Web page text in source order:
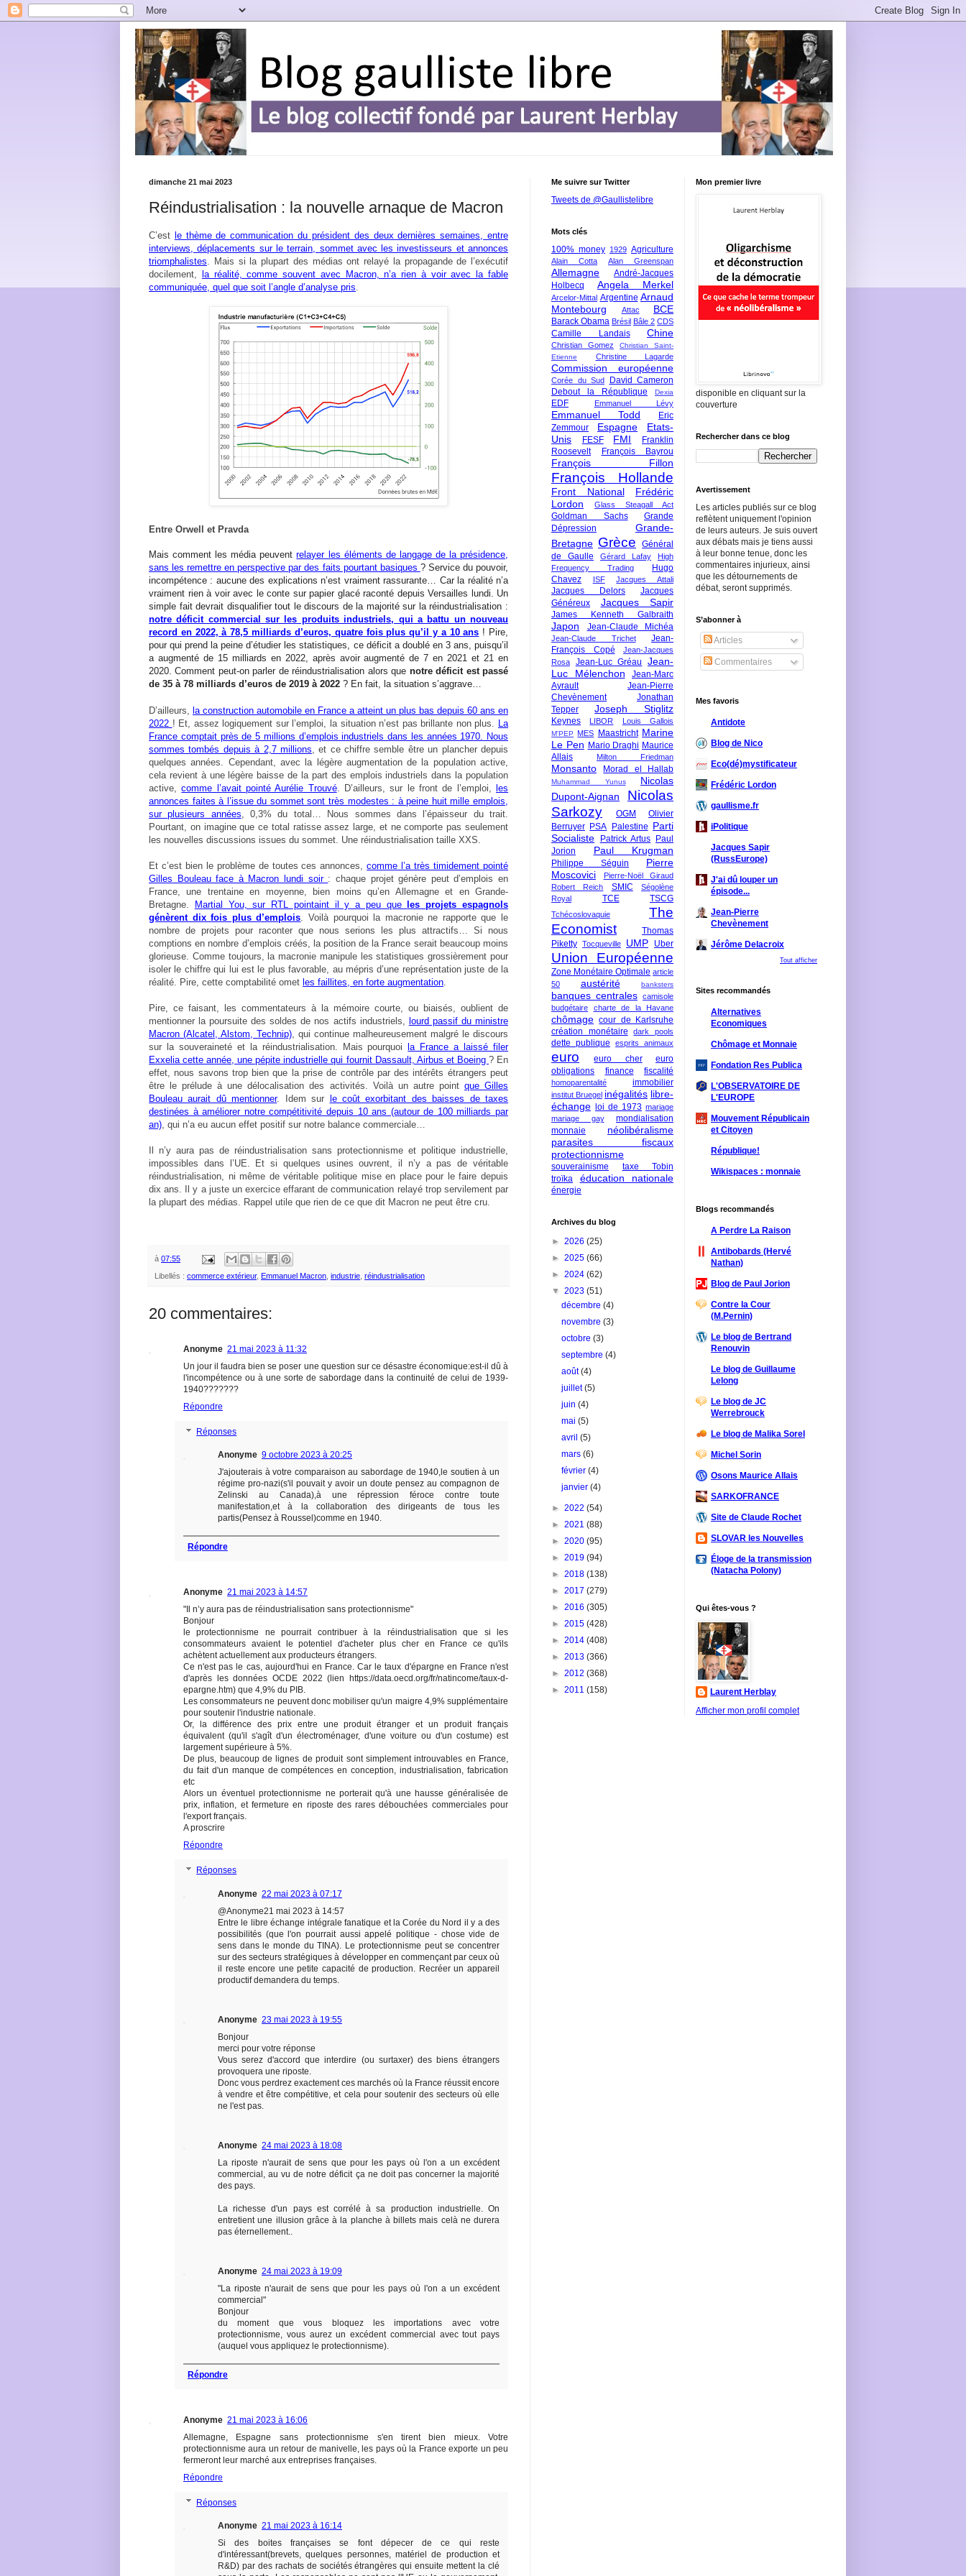
dimanche 21 mai 2023
Réindustrialisation : la nouvelle arnaque de Macron
C’est le thème de communication du président des deux dernières semaines, entre
interviews, déplacements sur le terrain, sommet avec les investisseurs et annonces
triomphalistes . Mais si la plupart des médias ont relayé la propagande de l’exécutif
docilement, la réalité, comme souvent avec Macron, n’a rien à voir avec la fable
communiquée, quel que soit l’angle d’analyse pris
Entre Orwell et Pravda
Mais comment les média peuventrelayer les éléments de langage de la présidence,
sans les remettre en perspective par des faits pourtant basiques ? Service du pouvoir,
incompétence : aucune des explications n’est vraiment rassurante… Car la réalité n’a
vraiment rien à voir avec le conte sur papier glacé raconté depuis Versailles lundi. Un
simple fait devrait disqualifier tout le discours de la majorité sur la réindustrialisation :
notre déficit commercial sur les produits industriels, qui a battu un nouveau
record en 2022, à 78,5 milliards d’euros, quatre fois plus qu’il y a 10 ans ! Pire,
pour qui prend la peine d’étudier les statistiques, ce déficit a doublé en 3 ans, puisqu’il
a augmenté de 15 milliards en 2022, après avoir augmenté de 7 en 2021 et 21 en
2020. Comment peut-on parler de réindustrialisation alors que notre déficit est passé
de 35 à 78 milliards d’euros de 2019 à 2022 ? En fait, la situation s’aggrave…
D’ailleurs, la construction automobile en France a atteint un plus bas depuis 60 ans en
2022 ! Et, assez logiquement sur l’emploi, la situation n’est pas brillante non plus. La
France comptait près de 5 millions d’emplois industriels dans les années 1970. Nous
sommes tombés depuis à 2,7 millions , et ce chiffre semble être un plancher depuis
quelques années. Cependant, avec la légère augmentation de la population active,
cela revient à une légère baisse de la part des emplois industriels dans la population
active,comme l’avait pointé Aurélie Trouvé. D’ailleurs, sur le front de l’emploi,les
annonces faites à l’issue du sommet sont très modestes : à peine huit mille emplois,
sur plusieurs années , 0,3% du total… Nous sommes dans l’épaisseur du trait.
Pourtant, on imagine que ce total ratisse assez large, et ne comporte pas seulement
les nouvelles discussions issues du sommet. Une réindustrialisation taille XXS.
Et c’est bien le problème de toutes ces annonces,comme l’a très timidement pointé
Gilles Bouleau face à Macron lundi soir : chaque projet génère peut d’emplois en
France, une trentaine en moyenne, bien moins qu’en Allemagne et en Grande-
Bretagne. Martial You, sur RTL pointaint il y a peu queles projets espagnols
génèrent dix fois plus d’emplois . Voilà pourquoi la macronie ne rapporte que le
nombre de projets pour raconter que nous serions les plus attractifs… Si nous
comptions en nombre d’emplois créés, la position de la France serait beaucoup moins
glorieuse. Comme toujours, la macronie manipule les statistiques grossièrement pour
isoler le chiffre qui lui est le plus favorable, au mépris d’une représentation juste de la
réalité. Pire, cette comptabilité omet les faillites, en forte augmentation
Pire, ce faisant, les commentateurs à la mémoire courte, ou biaisés, oublient de
mentionner la poursuite des soldes de nos actifs industriels, lourd passif du ministre
Macron (Alcatel, Alstom, Technip) , qui continue malheureusement malgré le discours
sur la souveraineté et la réindustrialisation. Mais pourquoila France a laissé filer
Exxelia cette année, une pépite industrielle qui fournit Dassault, Airbus et Boeing ? En
effet, nous savons trop bien que la prise de contrôle par des intérêts étrangers peut
être le prélude à une délocalisation des activités. Voilà un autre point que Gilles
Bouleau aurait dû mentionner. Idem sur le coût exorbitant des baisses de taxes
destinées à améliorer notre compétitivité depuis 10 ans (autour de 100 milliards par
an) , qui n’a eu aucun effet positif sur notre balance commerciale…
Il n’y aura pas de réindustrialisation sans protectionnisme et politique industrielle,
impossibles dans l’UE. Et si quelques usines ouvrent, il n’y a pas de véritable
réindustrialisation, ni même de véritable politique mise en place pour le faire depuis
dix ans. Il y a juste un exercice effarant de communication relayé trop servilement par
la plupart des médias. Rappel utile que rien de ce que dit Macron ne peut être cru.
à 07:55
Libellés : commerce extérieur, Emmanuel Macron industrie réindustrialisation
20 commentaires:
Anonyme 21 mai 2023 à 11:32
Un jour il faudra bien se poser une question sur ce désastre économique:est-il dû à
l'incompétence ou à une sorte de sabordage dans la continuité de celui de 1939-
1940???????
Répondre
Réponses
Anonyme 9 octobre 2023 à 20:25
J'ajouterais à votre comparaison au sabordage de 1940,le soutien à un
régime pro-nazi(s'il pouvait y avoir un doute pensez au compagnon de
Zelinski au Canada),à une répression féroce contre toute
manifestation,et à la collaboration des dirigeants de tous les
partis(Pensez à Roussel)comme en 1940.
Répondre
Anonyme 21 mai 2023 à 14:57
"Il n’y aura pas de réindustrialisation sans protectionnisme"
Bonjour
le protectionnisme ne pourrait contribuer à la réindustrialisation que si les
consommateurs avaient le potentiel d'acheter plus cher en France ce qu'ils
achètent actuellement aux producteurs étrangers.
Ce n'est pas le cas, aujourd'hui en France. Car le taux d'épargne en France n'est
d'après les données OCDE 2022 (lien https://data.oecd.org/fr/natincome/taux-d-
epargne.htm) que 4,9% du PIB.
Les consommateurs ne peuvent donc mobiliser qu'un maigre 4,9% supplémentaire
pour soutenir l'industrie nationale.
Or, la différence des prix entre une produit étranger et un produit français
équivalent (qu'il s'agît d'un électroménager, d'une voiture ou d'un costume) est
largement supérieure à 5%.
De plus, beaucoup de lignes de produit sont simplement introuvables en France,
du fait d'un manque de compétences en conception, industrialisation, fabrication
etc
Alors un éventuel protectionnisme ne porterait qu'à une hausse généralisée de
prix, inflation, et fermeture en riposte des rares débouchées commerciales pour
l'export français.
A proscrire
Répondre
Réponses
Anonyme 22 mai 2023 à 07:17
@Anonyme21 mai 2023 à 14:57
Entre le libre échange intégrale fanatique et la Corée du Nord il y a des
possibilités (que l'on pourrait aussi appelé politique - chose vide de
sens dans le monde du TINA). Le protectionnisme peut se concentrer
sur des secteurs stratégiques à développer en commençant par ceux où
il reste encore une petite capacité de production. Recréer un appareil
productif demandera du temps.
Anonyme 23 mai 2023 à 19:55
Bonjour
merci pour votre réponse
Vous serez d'accord que interdire (ou surtaxer) des biens étrangers
provoquera une riposte.
Donc vous perdrez exactement ces marchés où la France réussit encore
à vendre et être compétitive, et cela pour soutenir des secteurs où elle
ne l'est pas.
Anonyme 24 mai 2023 à 18:08
La riposte n'aurait de sens que pour les pays où l'on a un excédent
commercial, au vu de notre déficit ça ne doit pas concerner la majorité
des pays.
La richesse d'un pays est corrélé à sa production industrielle. On
entretient une illusion grâce à la planche à billets mais celà ne durera
pas éternellement..
Anonyme 24 mai 2023 à 19:09
"La riposte n'aurait de sens que pour les pays où l'on a un excédent
commercial"
Bonjour
du moment que vous bloquez les importations avec votre
protectionnisme, vous aurez un excédent commercial avec tout pays
(auquel vous appliquez le protectionnisme).
Répondre
Anonyme 21 mai 2023 à 16:06
Allemagne, Espagne sans protectionnisme s'en tirent bien mieux. Votre
protectionnisme aura un retour de manivelle, les pays où la France exporte un peu
fermeront leur marché aux entreprises françaises.
Répondre
Réponses
Anonyme 21 mai 2023 à 16:14
Si des boites françaises se font dépecer de ce qui reste
d'intéressant(brevets, quelques personnes, matériel de production et
R&D) par des rachats de sociétés étrangères qui ensuite mettent la clé
Me suivre sur Twitter
Tweets de @Gaullistelibre
Mots clés
100% money 1929 Agriculture
Alain Cotta Alan Greenspan
Allemagne
André-Jacques
Holbecq
Angela Merkel
Arcelor-Mittal Argentine Arnaud
Montebourg
Attac BCE
Barack Obama Brésil Bâle 2 CDS
Camille Landais Chine
Christian Gomez
Christian Saint-
Etienne
Christine Lagarde
Commission européenne
Corée du Sud
David Cameron
Debout la République
Dexia
EDF Emmanuel Lévy
Emmanuel Todd
Eric
Zemmour
Espagne
Etats-
Unis
FESF FMI
Franklin
Roosevelt
François Bayrou
François Fillon
François Hollande
Front National
Frédéric
Lordon
Glass Steagall Act
Goldman Sachs
Grande
Dépression
Grande-
Bretagne Grèce
Général
de Gaulle
Gérard Lafay
High
Frequency Trading
Hugo
Chavez
ISF Jacques Attali
Jacques Delors
Jacques
Généreux
Jacques Sapir
James Kenneth Galbraith
Japon Jean-Claude Michéa
Jean-Claude Trichet
Jean-
François Copé
Jean-Jacques
Rosa
Jean-Luc Gréau
Jean-
Luc Mélenchon
Jean-Marc
Ayrault
Jean-Pierre
Chevènement
Jonathan
Tepper
Joseph Stiglitz
Keynes LIBOR Louis Gallois
M'PEP MES Maastricht Marine
Le Pen Mario Draghi Maurice
Allais
Milton Friedman
Monsanto Morad el Hallab
Muhammad Yunus
Nicolas
Dupont-Aignan
Nicolas
Sarkozy
OGM
Olivier
Berruyer PSA Palestine Parti
Socialiste
Patrick Artus
Paul
Jorion
Paul Krugman
Philippe Séguin
Pierre
Moscovici
Pierre-Noël Giraud
Robert Reich
SMIC
Ségolène
Royal
TCE TSCG
Tchécoslovaquie
The
Economist
Thomas
Piketty Tocqueville UMP Uber
Union Européenne
Zone Monétaire Optimale article
50
austérité banksters
banques centrales camisole
budgétaire
charte de la Havane
chômage cour de Karlsruhe
création monétaire
dark pools
dette publique esprits animaux
euro euro cher
euro
obligations
finance fiscalité
homoparentalité immobilier
institut Bruegel inégalités libre-
échange
loi de 1973 mariage
mariage gay
mondialisation
monnaie
néolibéralisme
parasites fiscaux
protectionnisme
souverainisme
taxe Tobin
troïka
éducation nationale
énergie
Archives du blog
► 2026 (25)
► 2025 (66)
► 2024 (62)
▼ 2023 (51)
décembre(4)
novembre(3)
octobre(3)
septembre(4)
août(4)
juillet(5)
juin(4)
mai(5)
avril(5)
mars(6)
février(4)
janvier(4)
► 2022 (54)
► 2021 (88)
► 2020 (95)
► 2019 (94)
► 2018 (138)
► 2017 (279)
► 2016 (305)
► 2015 (428)
► 2014 (408)
► 2013 (366)
► 2012 (368)
► 2011 (158)
Mon premier livre
disponible en cliquant sur la
couverture
Rechercher dans ce blog
Avertissement
Les articles publiés sur ce blog
reflètent uniquement l'opinion
de leurs auteurs. Je suis ouvert
aux débats mais je tiens aussi
à leur bonne tenue, donc les
commentaires injurieux, ainsi
que les détournements de
débat, seront supprimés.
S’abonner à
Articles
Commentaires
Mes favoris
Antidote
Blog de Nico
Eco(dé)mystificateur
Frédéric Lordon
gaullisme.fr
iPolitique
Jacques Sapir
(RussEurope)
J'ai dû louper un
épisode...
Jean-Pierre
Chevènement
Jérôme Delacroix
Tout afficher
Sites recommandés
Alternatives
Economiques
Chômage et Monnaie
Fondation Res Publica
L'OBSERVATOIRE DE
L'EUROPE
Mouvement Républicain
et Citoyen
République!
Wikispaces : monnaie
Blogs recommandés
A Perdre La Raison
Antibobards (Hervé
Nathan)
Blog de Paul Jorion
Contre la Cour
(M.Pernin)
Le blog de Bertrand
Renouvin
Le blog de Guillaume
Lelong
Le blog de JC
Werrebrouck
Le blog de Malika Sorel
Michel Sorin
Osons Maurice Allais
SARKOFRANCE
Site de Claude Rochet
SLOVAR les Nouvelles
Éloge de la transmission
(Natacha Polony)
Qui êtes-vous ?
Laurent Herblay
Afficher mon profil complet